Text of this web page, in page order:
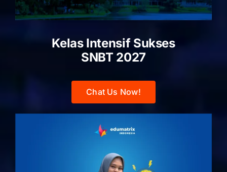
Kelas Intensif Sukses
SNBT 2027
Chat Us Now!